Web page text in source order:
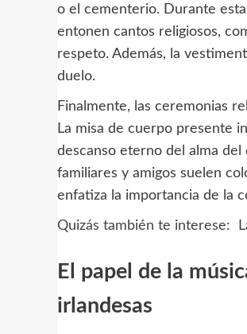
o el cementerio. Durante
entonen cantos religiosos,
respeto. Además, la
duelo.
Finalmente, las ceremonias
La misa de cuerpo presente
descanso eterno del alma
familiares y amigos suelen
enfatiza la importancia de la
Quizás también te interese:
El papel de la
irlandesas